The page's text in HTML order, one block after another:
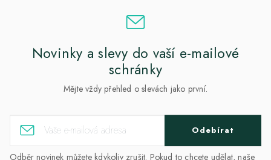
Novinky a slevy do vaší e-mailové
schránky
Mějte vždy přehled o slevách jako první.
Odebírat
Odběr novinek můžete kdykoliv zrušit. Pokud to chcete udělat, naše